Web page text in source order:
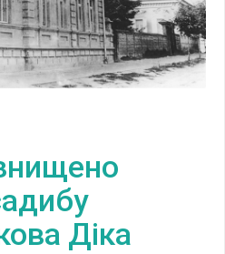
Діка